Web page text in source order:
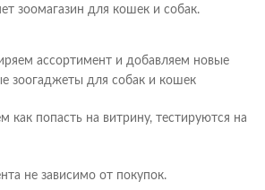
зоомагазин для кошек и собак.
ассортимент и добавляем новые
зоогаджеты для собак и кошек
как попасть на витрину, тестируются на
не зависимо от покупок.